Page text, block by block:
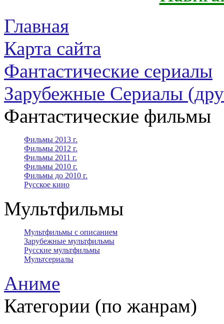
Главная
Карта сайта
Фантастические сериалы
Зарубежные Сериалы
Фантастические фильмы
Фильмы 2013 г.
Фильмы 2012 г.
Фильмы 2011 г.
Фильмы 2010 г.
Фильмы до 2010 г.
Русское кино
Мультфильмы
Мультфильмы с описанием
Зарубежные мультфильмы
Русские мультфильмы
Мультсериалы
Аниме
Категории (по жанрам)